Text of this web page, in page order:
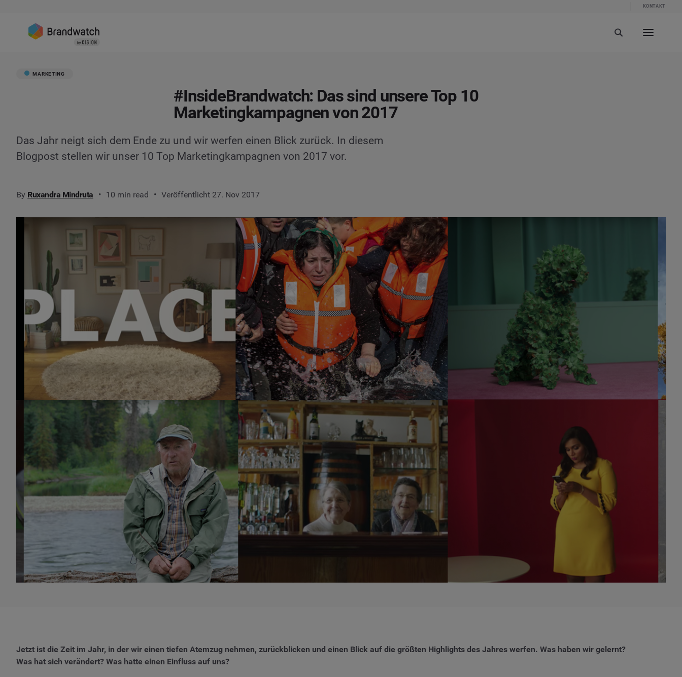
KONTAKT
MARKETING
#InsideBrandwatch: Das sind unsere Top 10
Marketingkampagnen von 2017
Das Jahr neigt sich dem Ende zu und wir werfen einen Blick zurück. In diesem
Blogpost stellen wir unser 10 Top Marketingkampagnen von 2017 vor.
By Ruxandra Mindruta 10 min read Veröffentlicht 27. Nov 2017
Jetzt ist die Zeit im Jahr, in der wir einen tiefen Atemzug nehmen, zurückblicken und einen Blick auf die größten Highlights des Jahres werfen. Was haben wir gelernt?
Was hat sich verändert? Was hatte einen Einfluss auf uns?